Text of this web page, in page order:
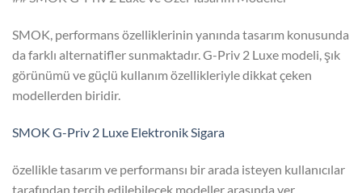
SMOK, performans özelliklerinin yanında tasarım konusunda
da farklı alternatifler sunmaktadır. G-Priv 2 Luxe modeli, şık
görünümü ve güçlü kullanım özellikleriyle dikkat çeken
modellerden biridir.
SMOK G-Priv 2 Luxe Elektronik Sigara
özellikle tasarım ve performansı bir arada isteyen kullanıcılar
tarafından tercih edilebilecek modeller arasında yer